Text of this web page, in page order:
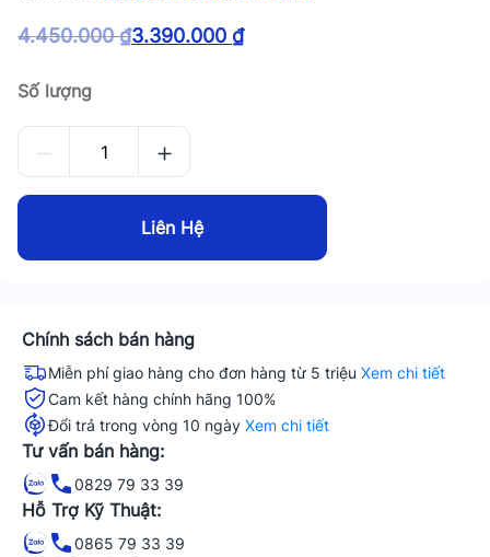
4.450.000₫
Giá
là:
3.390.000 ₫
Giá
tại
3.390.000 ₫.
Số lượng
Liên Hệ
Chính sách bán hàng
Miễn phí giao hàng cho đơn hàng từ 5 triệu Xem chi tiết
Cam kết hàng chính hãng 100%
Đổi trả trong vòng 10 ngày Xem chi tiết
Tư vấn bán hàng:
0829 79 33 39
Hỗ Trợ Kỹ Thuật:
0865 79 33 39